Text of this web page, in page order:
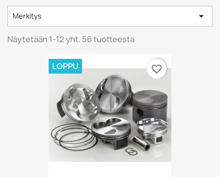
Merkitys 
Näytetään 1-12 yht. 56 tuotteesta
LOPPU favorite_border